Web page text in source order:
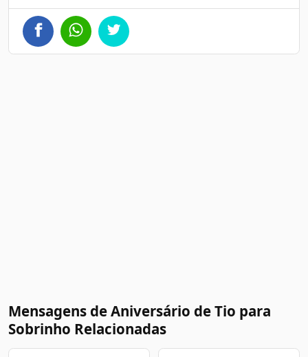
Mensagens de Aniversário de Tio para
Sobrinho Relacionadas